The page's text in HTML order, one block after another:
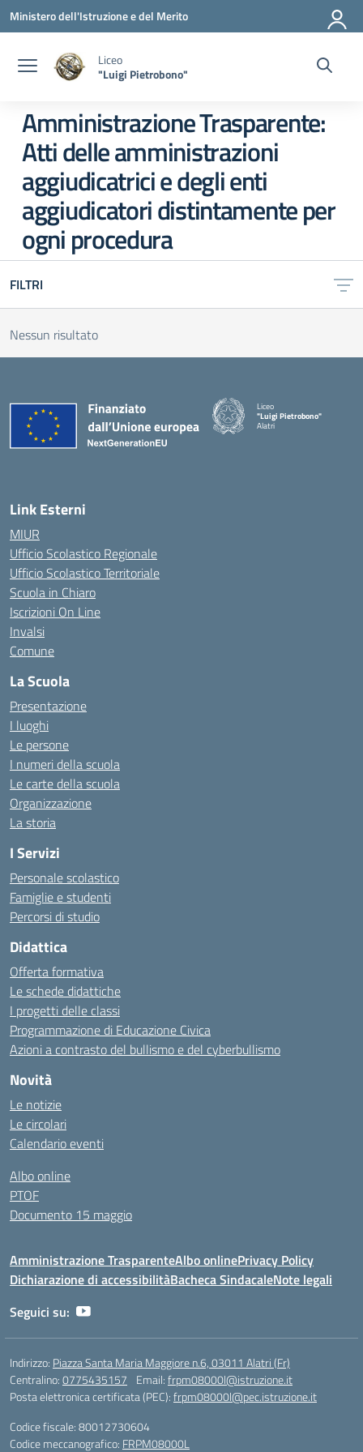
Vai ai contenuti
Vai al menu di navigazione
Vai al footer
Ministero dell'Istruzione e del Merito
Liceo
"Luigi Pietrobono"
Amministrazione Trasparente:
Atti delle amministrazioni
aggiudicatrici e degli enti
aggiudicatori distintamente per
ogni procedura
FILTRI
Nessun risultato
Liceo
"Luigi Pietrobono"
Alatri
Link Esterni
MIUR
Ufficio Scolastico Regionale
Ufficio Scolastico Territoriale
Scuola in Chiaro
Iscrizioni On Line
Invalsi
Comune
La Scuola
Presentazione
I luoghi
Le persone
I numeri della scuola
Le carte della scuola
Organizzazione
La storia
I Servizi
Personale scolastico
Famiglie e studenti
Percorsi di studio
Didattica
Offerta formativa
Le schede didattiche
I progetti delle classi
Programmazione di Educazione Civica
Azioni a contrasto del bullismo e del cyberbullismo
Novità
Le notizie
Le circolari
Calendario eventi
Albo online
PTOF
Documento 15 maggio
Amministrazione TrasparenteAlbo onlinePrivacy Policy
Dichiarazione di accessibilitàBacheca SindacaleNote legali
Seguici su:
Indirizzo: Piazza Santa Maria Maggiore n.6, 03011 Alatri (Fr)
Centralino:0775435157 Email:frpm08000l@istruzione.it
Posta elettronica certificata (PEC):frpm08000l@pec.istruzione.it
Codice fiscale: 80012730604
Codice meccanografico: FRPM08000L